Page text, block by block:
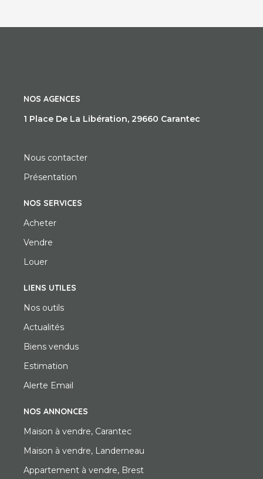
NOS AGENCES
1 Place De La Libération, 29660 Carantec
Nous contacter
Présentation
NOS SERVICES
Acheter
Vendre
Louer
LIENS UTILES
Nos outils
Actualités
Biens vendus
Estimation
Alerte Email
NOS ANNONCES
Maison à vendre, Carantec
Maison à vendre, Landerneau
Appartement à vendre, Brest